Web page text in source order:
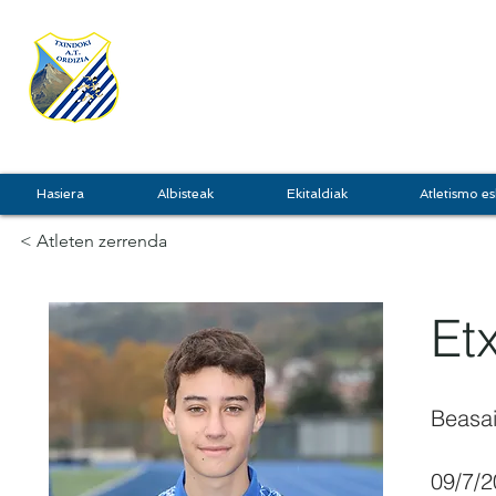
< Atleten zerrenda
09/7/
Hasiera Albisteak Ekitaldiak Atletismo